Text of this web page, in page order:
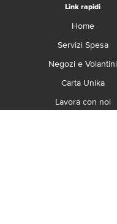
Link rapidi
Home
Servizi Spesa
Negozi e Volantini
Carta Unika
Lavora con noi